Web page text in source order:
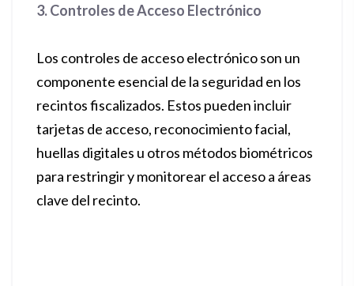
3. Controles de Acceso Electrónico
Los controles de acceso electrónico son un
componente esencial de la seguridad en los
recintos fiscalizados. Estos pueden incluir
tarjetas de acceso, reconocimiento facial,
huellas digitales u otros métodos biométricos
para restringir y monitorear el acceso a áreas
clave del recinto.